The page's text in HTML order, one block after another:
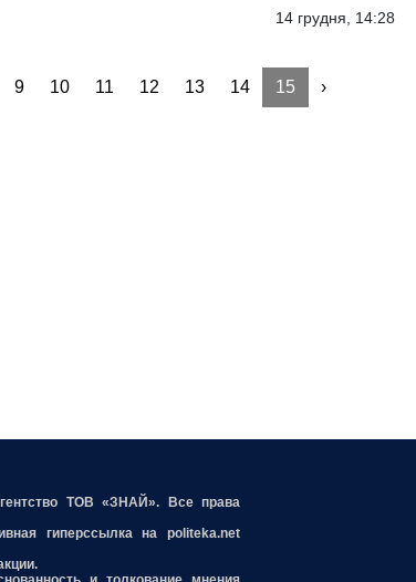
14 грудня, 14:28
9 10 11 12 13 14 15 ›
ТОВ «ЗНАЙ». Все права
гиперссылка на politeka.net